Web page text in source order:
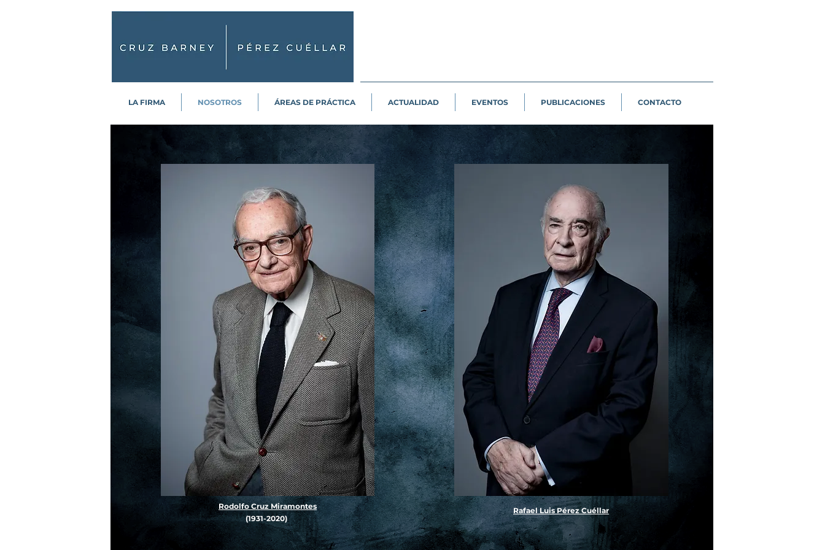
LA FIRMA NOSOTROS ÁREAS DE PRÁCTICA ACTUALIDAD EVENTOS PUBLICACIONES CONTACTO
Rodolfo Cruz Miramontes Rafael Luis Pérez Cuéllar
Rodolfo Cruz Miramontes
(1931-2020)
Rafael Luis Pérez Cuéllar